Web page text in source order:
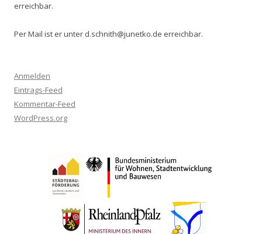
erreichbar.
Per Mail ist er unter d.schnith@junetko.de erreichbar.
Anmelden
Eintrags-Feed
Kommentar-Feed
WordPress.org